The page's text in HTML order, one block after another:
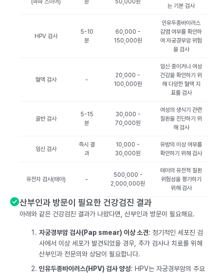
(파파 스미어)
분
50,000원
는 기본 검사
HPV 검사
5-10
분
60,000 -
150,000원
인유두종바이러스
감염 여부를 확인하
여 자궁경부암 위험
을 검사
혈액 검사 -
20,000 -
100,000원
임신 중이거나 여성
건강을 확인하기 위
해 다양한 혈액 지
표를 검사
골반 검사
5-15
분
30,000 -
70,000원
여성의 생식기 관련
질환을 진단하기 위
해 검사
임신 검사
즉시 결
과
10,000 -
30,000원
유방의 이상 여부를
확인하기 위해 검사
유전자 검사(태아) -
500,000 -
2,000,000원
태아의 유전적 질환
위험성을 평가하기
위해 검사
산부인과 방문이 필요한 건강검진 결과
아래와 같은 건강검진 결과가 나왔다면, 산부인과 방문이 필요해요.
자궁경부암 검사(Pap smear) 이상 소견: 정기적인 세포진 검
사에서 이상 세포가 발견되었을 경우, 추가 검사나 치료를 위해
산부인과 전문의와 상담이 필요합니다.
인유두종바이러스(HPV) 검사 양성: HPV는 자궁경부암의 주요